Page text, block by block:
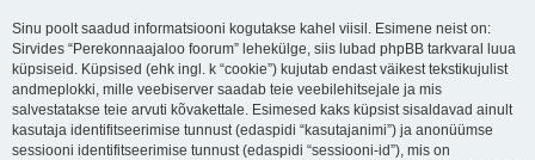
Sinu poolt saadud informatsiooni kogutakse kahel viisil. Esimene neist on:
Sirvides “Perekonnaajaloo foorum” lehekülge, siis lubad phpBB tarkvaral luua
küpsiseid. Küpsised (ehk ingl. k “cookie”) kujutab endast väikest tekstikujulist
andmeplokki, mille veebiserver saadab teie veebilehitsejale ja mis
salvestatakse teie arvuti kõvakettale. Esimesed kaks küpsist sisaldavad ainult
kasutaja identifitseerimise tunnust (edaspidi “kasutajanimi”) ja anonüümse
sessiooni identifitseerimise tunnust (edaspidi “sessiooni-id”), mis on